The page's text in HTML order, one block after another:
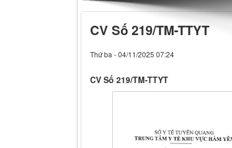
CV Số 219/TM-TTYT
Thứ ba - 04/11/2025 07:24
CV Số 219/TM-TTYT